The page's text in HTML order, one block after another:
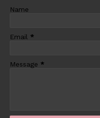
Name
Email *
Message *